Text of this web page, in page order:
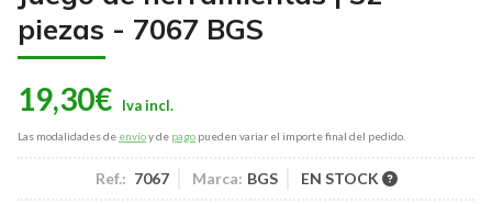
piezas - 7067 BGS
19,30€
Las modalidades de envíoy de pago pueden variar el importe final del pedido.
Ref.: 7067 Marca: BGS EN STOCK